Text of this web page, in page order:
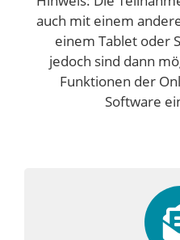
auch mit einem
einem Tablet oder
jedoch sind dann
Funktionen der
Software